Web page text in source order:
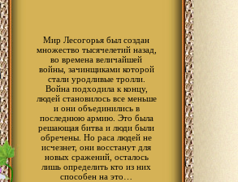
Мир Лесогорья был создан
множество тысячелетий назад,
во времена величайшей
войны, зачинщиками которой
стали уродливые тролли.
Война подходила к концу,
людей становилось все меньше
и они объединились в
последнюю армию. Это была
решающая битва и люди были
обречены. Но раса людей не
исчезнет, они восстанут для
новых сражений, осталось
лишь определить кто из них
способен на это…